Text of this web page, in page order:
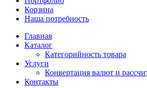
Корзина
Наша потребность
Главная
Каталог
Категорийность товара
Услуги
Конвертация валют и
Контакты